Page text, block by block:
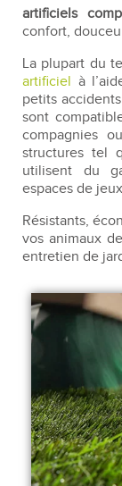
artificiels
confort,
La plupart du
artificiel à
petits
sont
compagnies
structures tel
utilisent du
espaces de
Résistants,
vos animaux
entretien de